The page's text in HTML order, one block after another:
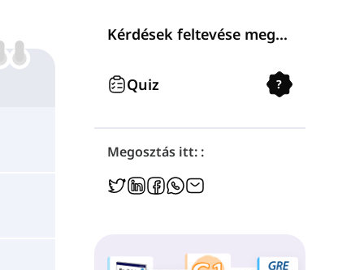
Kérdések feltevése megszámlálható és megszámlálhatatlan főnevekről
Quiz ?
Megosztás itt: :